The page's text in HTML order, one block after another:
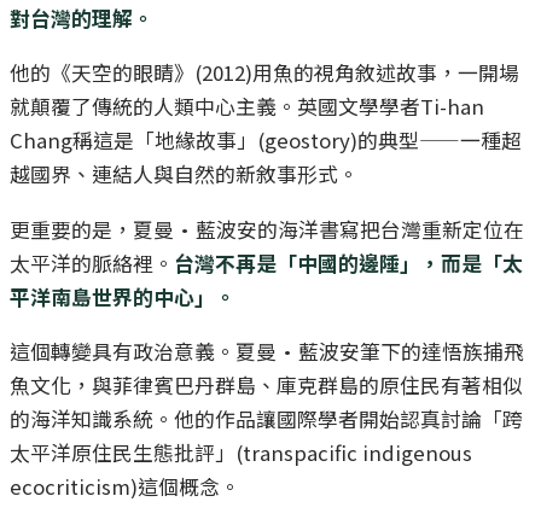
對台灣的理解。
他的《天空的眼睛》(2012)用魚的視角敘述故事，一開場
就顛覆了傳統的人類中心主義。英國文學學者Ti-han
Chang稱這是「地緣故事」(geostory)的典型——一種超
越國界、連結人與自然的新敘事形式。
更重要的是，夏曼·藍波安的海洋書寫把台灣重新定位在
太平洋的脈絡裡。 台灣不再是「中國的邊陲」，而是「太
平洋南島世界的中心」。
這個轉變具有政治意義。夏曼·藍波安筆下的達悟族捕飛
魚文化，與菲律賓巴丹群島、庫克群島的原住民有著相似
的海洋知識系統。他的作品讓國際學者開始認真討論「跨
太平洋原住民生態批評」(transpacific indigenous
ecocriticism)這個概念。